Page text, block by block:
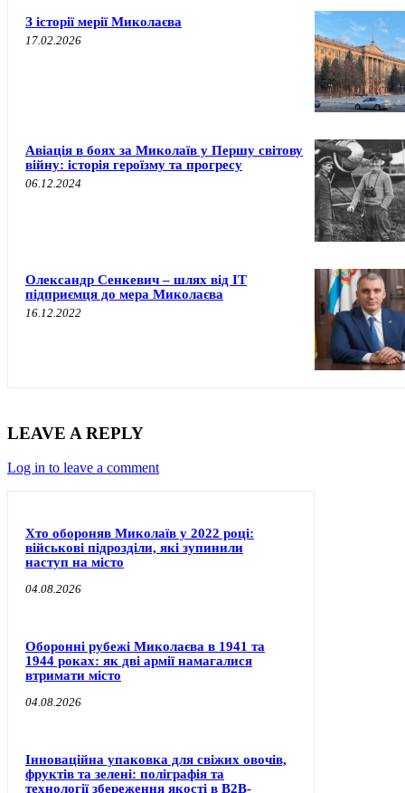
З історії мерії Миколаєва
17.02.2026
Авіація в боях за Миколаїв у Першу світову
війну: історія героїзму та прогресу
06.12.2024
Олександр Сенкевич – шлях від IT
підприємця до мера Миколаєва
16.12.2022
LEAVE A REPLY
Log in to leave a comment
Хто обороняв Миколаїв у 2022 році:
військові підрозділи, які зупинили
наступ на місто
04.08.2026
Оборонні рубежі Миколаєва в 1941 та
1944 роках: як дві армії намагалися
втримати місто
04.08.2026
Інноваційна упаковка для свіжих овочів,
фруктів та зелені: поліграфія та
технології збереження якості в B2B-